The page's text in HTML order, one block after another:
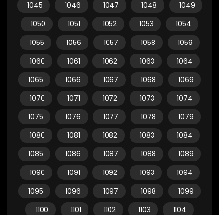
1045
1046 1047 1048
1049
1050
1051 1052 1053
1054
1055
1056 1057 1058
1059
1060
1061 1062 1063
1064
1065
1066 1067 1068
1069
1070
1071 1072 1073
1074
1075
1076 1077 1078
1079
1080
1081 1082 1083
1084
1085
1086 1087 1088
1089
1090
1091 1092 1093
1094
1095
1096 1097 1098
1099
1100
1101 1102 1103
1104